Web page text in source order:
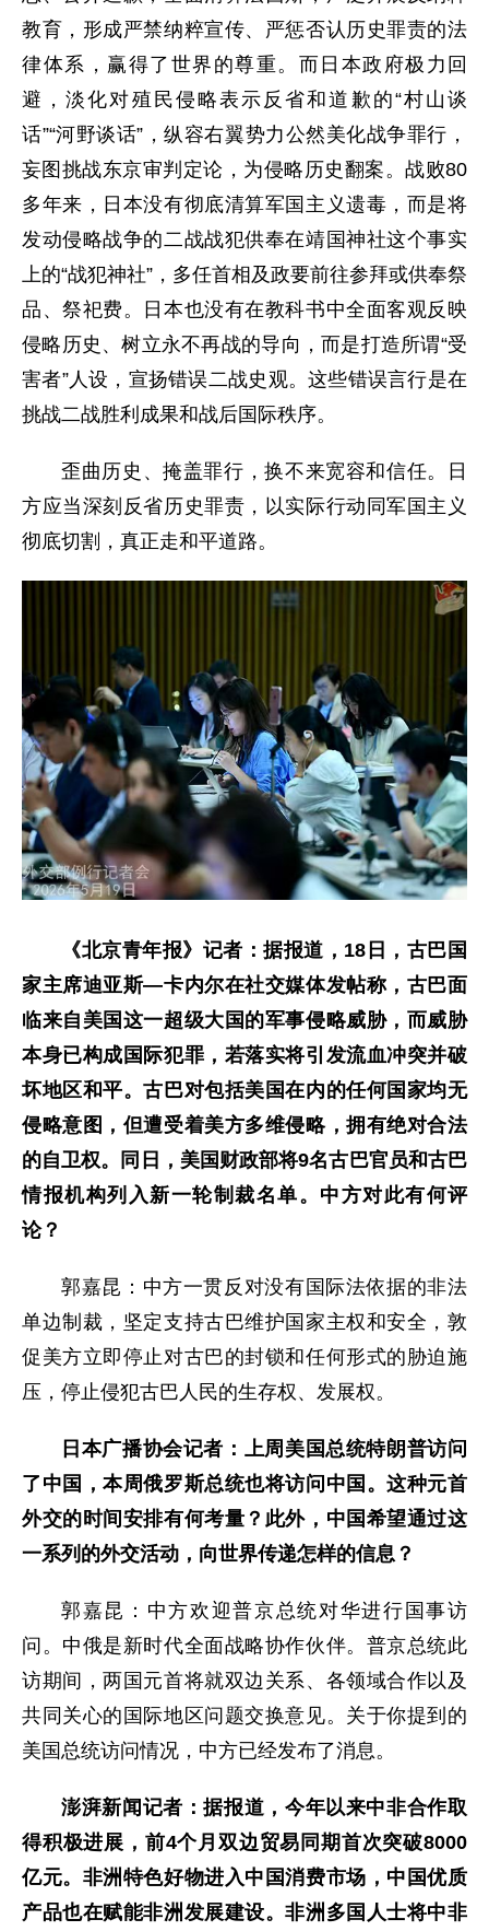
教育，形成严禁纳粹宣传、严惩否认历史罪责的法
律体系，赢得了世界的尊重。而日本政府极力回
避，淡化对殖民侵略表示反省和道歉的“村山谈
话”“河野谈话”，纵容右翼势力公然美化战争罪行，
妄图挑战东京审判定论，为侵略历史翻案。战败80
多年来，日本没有彻底清算军国主义遗毒，而是将
发动侵略战争的二战战犯供奉在靖国神社这个事实
上的“战犯神社”，多任首相及政要前往参拜或供奉祭
品、祭祀费。日本也没有在教科书中全面客观反映
侵略历史、树立永不再战的导向，而是打造所谓“受
害者”人设，宣扬错误二战史观。这些错误言行是在
挑战二战胜利成果和战后国际秩序。
歪曲历史、掩盖罪行，换不来宽容和信任。日
方应当深刻反省历史罪责，以实际行动同军国主义
彻底切割，真正走和平道路。
《北京青年报》记者：据报道，18日，古巴国
家主席迪亚斯—卡内尔在社交媒体发帖称，古巴面
临来自美国这一超级大国的军事侵略威胁，而威胁
本身已构成国际犯罪，若落实将引发流血冲突并破
坏地区和平。古巴对包括美国在内的任何国家均无
侵略意图，但遭受着美方多维侵略，拥有绝对合法
的自卫权。同日，美国财政部将9名古巴官员和古巴
情报机构列入新一轮制裁名单。中方对此有何评
论？
郭嘉昆：中方一贯反对没有国际法依据的非法
单边制裁，坚定支持古巴维护国家主权和安全，敦
促美方立即停止对古巴的封锁和任何形式的胁迫施
压，停止侵犯古巴人民的生存权、发展权。
日本广播协会记者：上周美国总统特朗普访问
了中国，本周俄罗斯总统也将访问中国。这种元首
外交的时间安排有何考量？此外，中国希望通过这
一系列的外交活动，向世界传递怎样的信息？
郭嘉昆：中方欢迎普京总统对华进行国事访
问。中俄是新时代全面战略协作伙伴。普京总统此
访期间，两国元首将就双边关系、各领域合作以及
共同关心的国际地区问题交换意见。关于你提到的
美国总统访问情况，中方已经发布了消息。
澎湃新闻记者：据报道，今年以来中非合作取
得积极进展，前4个月双边贸易同期首次突破8000
亿元。非洲特色好物进入中国消费市场，中国优质
产品也在赋能非洲发展建设。非洲多国人士将中非